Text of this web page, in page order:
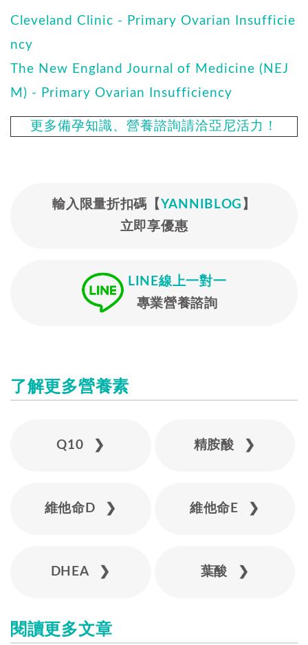
Cleveland Clinic - Primary Ovarian Insufficie
ncy
The New England Journal of Medicine (NEJ
M) - Primary Ovarian Insufficiency
更多備孕知識、營養諮詢請洽亞尼活力！
輸入限量折扣碼【 YANNIBLOG 】
立即享優惠
LINE線上一對一
專業營養諮詢
了解更多營養素
Q10 ❯ 精胺酸 ❯
維他命D ❯ 維他命E ❯
DHEA ❯ 葉酸 ❯
閱讀更多文章